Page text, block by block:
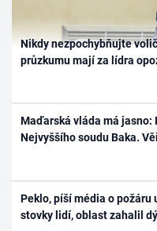
Nikdy nezpochybňujte
průzkumu mají za lídra
Maďarská vláda má
Nejvyššího soudu Baka.
Peklo, píší média o požáru
stovky lidí, oblast zahalil